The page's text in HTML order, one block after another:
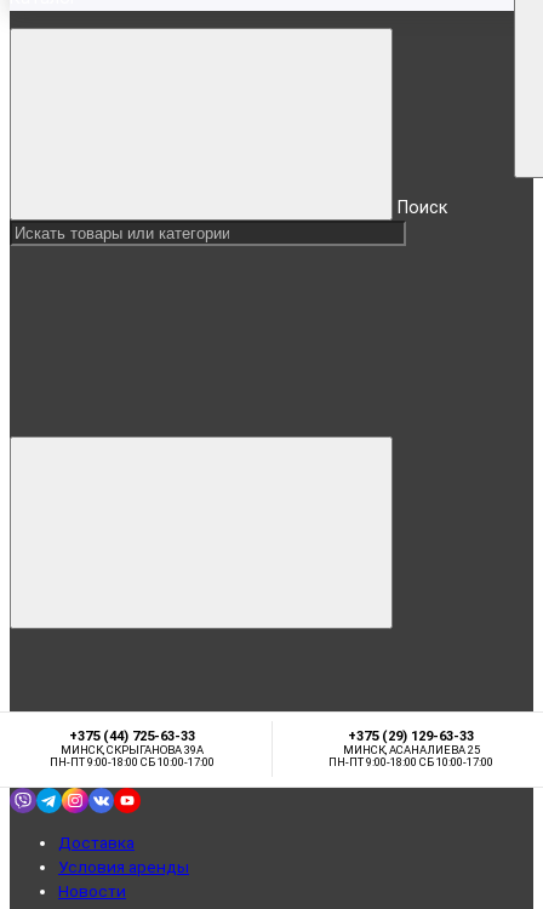
Поиск
+375 (44) 725-63-33
МИНСК, СКРЫГАНОВА 39А
ПН-ПТ 9:00-18:00 СБ 10:00-17:00
+375 (29) 129-63-33
МИНСК, АСАНАЛИЕВА 25
ПН-ПТ 9:00-18:00 СБ 10:00-17:00
Доставка
Условия аренды
Новости